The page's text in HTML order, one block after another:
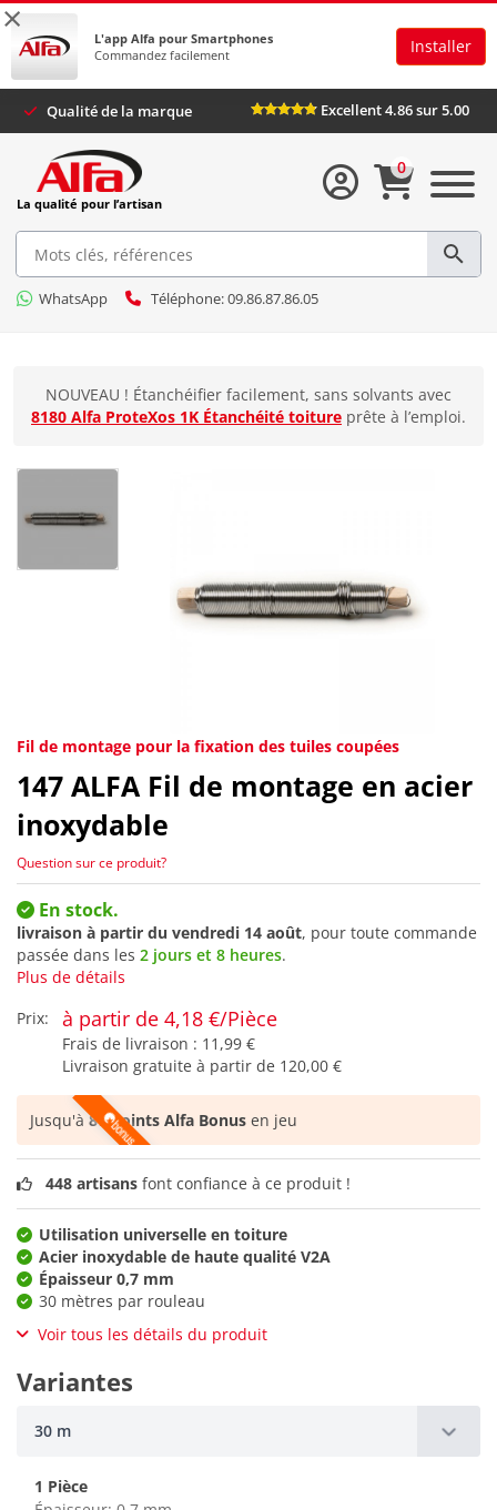
×
L'app Alfa pour Smartphones
Commandez facilement
Installer
Qualité de la marque Excellent 4.86 sur 5.00
La qualité pour l’artisan
WhatsApp Téléphone: 09.86.87.86.05
0
NOUVEAU ! Étanchéifier facilement, sans solvants avec
8180 Alfa ProteXos 1K Étanchéité toiture prête à l’emploi.
Fil de montage pour la fixation des tuiles coupées
147 ALFA Fil de montage en acier
inoxydable
Question sur ce produit?
En stock.
livraison à partir du vendredi 14 août, pour toute commande
passée dans les 2 jours et 8 heures.
Plus de détails
Prix:
à partir de 4,18 €/Pièce
Frais de livraison : 11,99 €
Livraison gratuite à partir de 120,00 €
Jusqu'à87 points Alfa Bonus en jeu
448 artisans font confiance à ce produit !
Utilisation universelle en toiture
Acier inoxydable de haute qualité V2A
Épaisseur 0,7 mm
30 mètres par rouleau
Voir tous les détails du produit
Variantes
30 m
1 Pièce